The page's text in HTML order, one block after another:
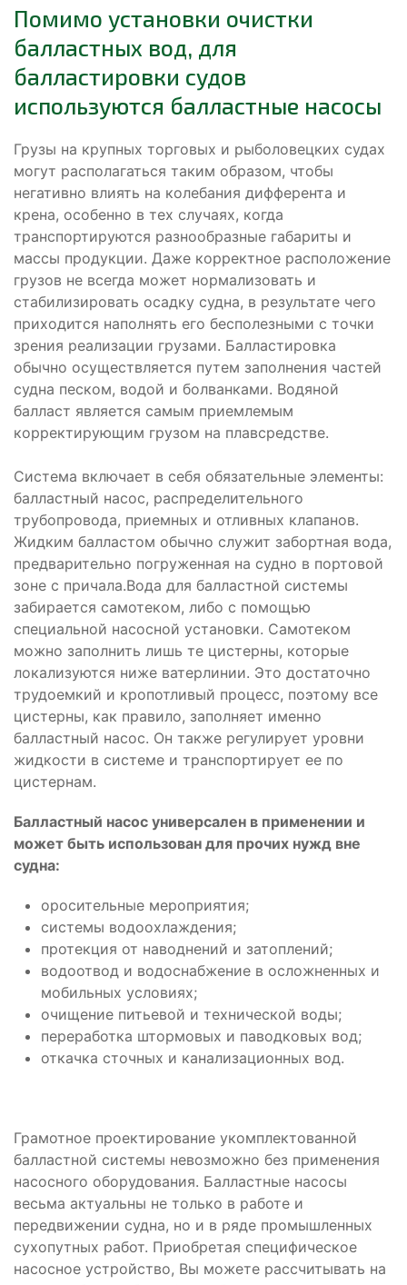
Помимо установки очистки
балластных вод, для
балластировки судов
используются балластные насосы
Грузы на крупных торговых и рыболовецких судах
могут располагаться таким образом, чтобы
негативно влиять на колебания дифферента и
крена, особенно в тех случаях, когда
транспортируются разнообразные габариты и
массы продукции. Даже корректное расположение
грузов не всегда может нормализовать и
стабилизировать осадку судна, в результате чего
приходится наполнять его бесполезными с точки
зрения реализации грузами. Балластировка
обычно осуществляется путем заполнения частей
судна песком, водой и болванками. Водяной
балласт является самым приемлемым
корректирующим грузом на плавсредстве.
Система включает в себя обязательные элементы:
балластный насос, распределительного
трубопровода, приемных и отливных клапанов.
Жидким балластом обычно служит забортная вода,
предварительно погруженная на судно в портовой
зоне с причала.Вода для балластной системы
забирается самотеком, либо с помощью
специальной насосной установки. Самотеком
можно заполнить лишь те цистерны, которые
локализуются ниже ватерлинии. Это достаточно
трудоемкий и кропотливый процесс, поэтому все
цистерны, как правило, заполняет именно
балластный насос. Он также регулирует уровни
жидкости в системе и транспортирует ее по
цистернам.
Балластный насос универсален в применении и
может быть использован для прочих нужд вне
судна:
оросительные мероприятия;
системы водоохлаждения;
протекция от наводнений и затоплений;
водоотвод и водоснабжение в осложненных и
мобильных условиях;
очищение питьевой и технической воды;
переработка штормовых и паводковых вод;
откачка сточных и канализационных вод.
Грамотное проектирование укомплектованной
балластной системы невозможно без применения
насосного оборудования. Балластные насосы
весьма актуальны не только в работе и
передвижении судна, но и в ряде промышленных
сухопутных работ. Приобретая специфическое
насосное устройство, Вы можете рассчитывать на